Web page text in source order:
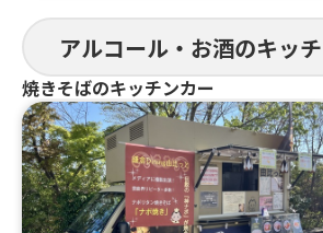
まると
提供商品
ぐるぐるウインナー、QQボール、生ビ
ール、ゆめかわひんやりスイーツ、豚
角煮丼、かき氷、ほっとスナック、か
す大根、ホットレモネード、唐揚げ、le
monade、つくねフリット、つくねカ
レー、つくねライス
アルコール・お酒のキッ
焼きそばのキッチンカー